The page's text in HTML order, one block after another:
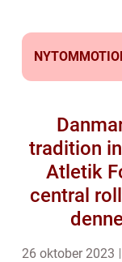
tradition
Atletik
central
26 oktober 2023